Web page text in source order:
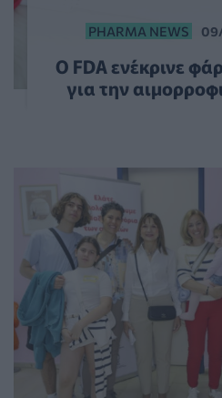
PHARMA NEWS
Ο FDA ενέκρινε
για την